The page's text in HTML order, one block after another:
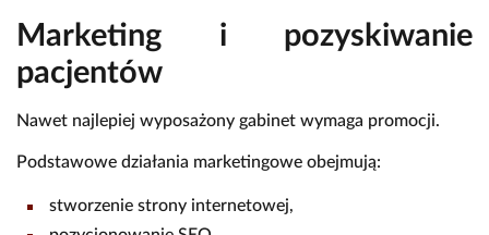
Marketing i pozyskiwanie
pacjentów
Nawet najlepiej wyposażony gabinet wymaga promocji.
Podstawowe działania marketingowe obejmują:
stworzenie strony internetowej,